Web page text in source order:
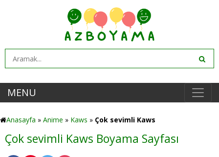
MENU
Anasayfa » Anime » Kaws » Çok sevimli Kaws
Çok sevimli Kaws Boyama Sayfası